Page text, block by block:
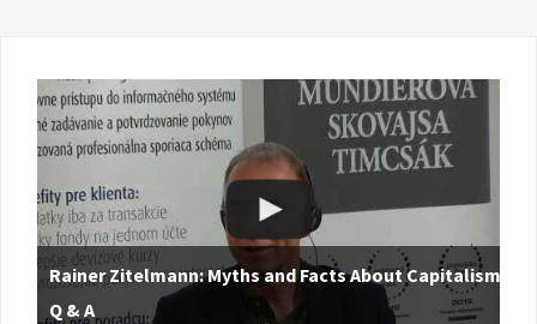
Rainer Zitelmann: Myths and Facts About Capitalism |
Q & A